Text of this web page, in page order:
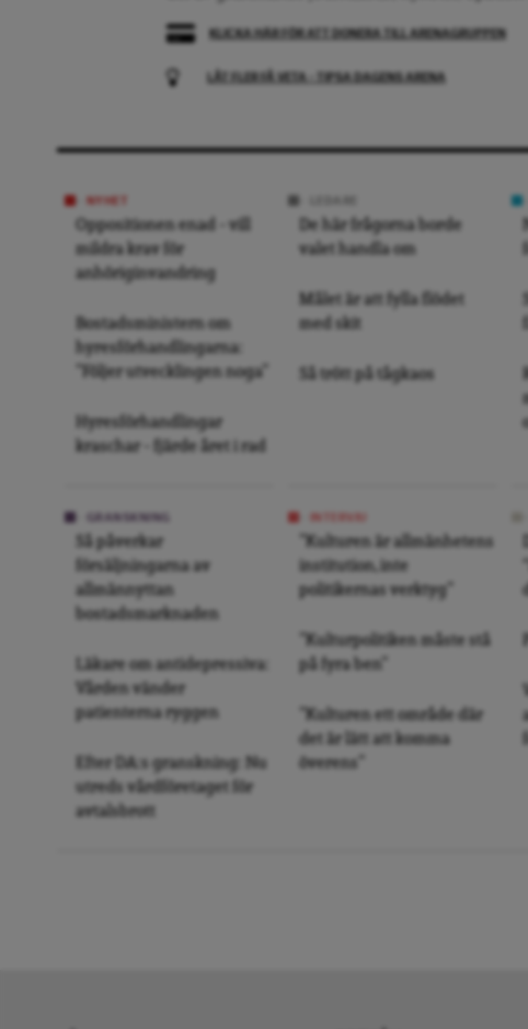
LÅT FLER FÅ VETA – TIPSA DAGENS ARENA
NYHET
Oppositionen enad – vill
mildra krav för
anhöriginvandring
Bostadsministern om
hyresförhandlingarna:
”Följer utvecklingen noga”
Hyresförhandlingar
kraschar – fjärde året i rad
De här frågorna borde
valet handla om
Målet är att fylla flödet
med skit
Så trött på tågkaos
Så påverkar
försäljningarna av
allmännyttan
bostadsmarknaden
Läkare om antidepressiva:
Vården vänder
patienterna ryggen
Efter DA:s granskning: Nu
utreds vårdföretaget för
avtalsbrott
”Kulturen är allmänhetens
institution, inte
politikernas verktyg”
”Kulturpolitiken måste stå
på fyra ben”
”Kulturen ett område där
det är lätt att komma
överens”